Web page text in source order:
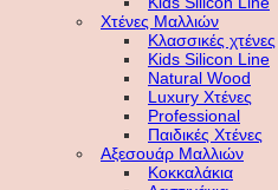
Χτένες Μαλλιών
Κλασσικές χτένες
Kids Silicon Line
Natural Wood
Luxury Χτένες
Professional
Παιδικές Χτένες
Αξεσουάρ Μαλλιών
Κοκκαλάκια